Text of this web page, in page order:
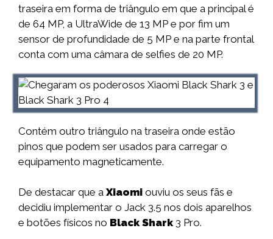
traseira em forma de triângulo em que a principal é
de 64 MP, a UltraWide de 13 MP e por fim um
sensor de profundidade de 5 MP e na parte frontal
conta com uma câmara de selfies de 20 MP.
Contém outro triângulo na traseira onde estão
pinos que podem ser usados para carregar o
equipamento magneticamente.
De destacar que a Xiaomi ouviu os seus fãs e
decidiu implementar o Jack 3.5 nos dois aparelhos
e botões físicos no Black Shark3 Pro.